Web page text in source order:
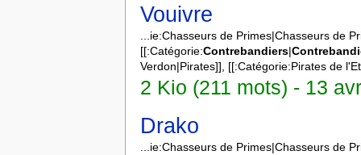
Vouivre
...ie:Chasseurs de Primes|Chasseurs de
[[:Catégorie:Contrebandiers|
Verdon|Pirates]], [[:Catégorie:Pirates de l'Et
2 Kio (211 mots) - 13
Drako
...ie:Chasseurs de Primes|Chasseurs de